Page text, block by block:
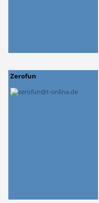
Zerofun